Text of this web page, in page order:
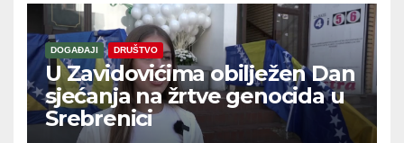
DOGAĐAJI DRUŠTVO
U Zavidovićima obilježen Dan
sjećanja na žrtve genocida u
Srebrenici